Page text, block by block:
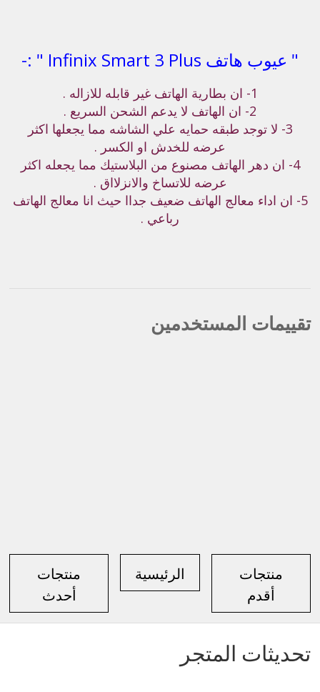
" عيوب هاتف Infinix Smart 3 Plus " :-
1- ان بطارية الهاتف غير قابله للازاله .
2- ان الهاتف لا يدعم الشحن السريع .
3- لا توجد طبقه حمايه علي الشاشه مما يجعلها اكثر
عرضه للخدش او الكسر .
4- ان دهر الهاتف مصنوع من البلاستيك مما يجعله اكثر
عرضه للاتساخ والانزلااق .
5- ان اداء معالج الهاتف ضعيف جداا حيث انا معالج الهاتف
رباعي .
تقييمات المستخدمين
منتجات
أحدث
منتجات
أقدم
الرئيسية
تحديثات المتجر